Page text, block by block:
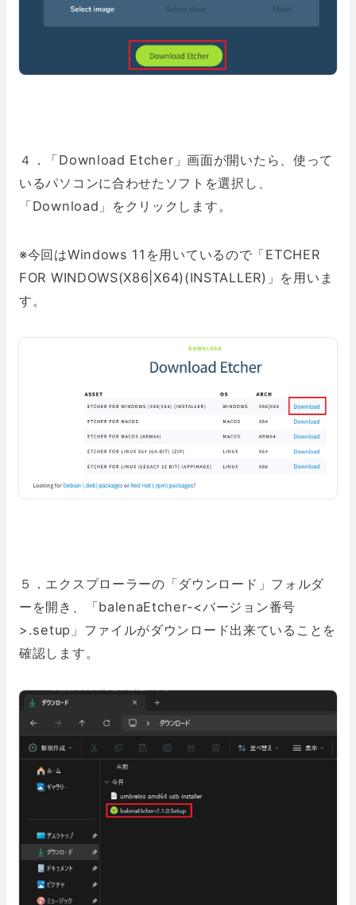
４．「Download Etcher」画面が開いたら、使って
いるパソコンに合わせたソフトを選択し、
「Download」をクリックします。
※今回はWindows 11を用いているので「ETCHER
FOR WINDOWS(X86|X64)(INSTALLER)」を用いま
す。
５．エクスプローラーの「ダウンロード」フォルダ
ーを開き、「balenaEtcher-<バージョン番号
>.setup」ファイルがダウンロード出来ていることを
確認します。